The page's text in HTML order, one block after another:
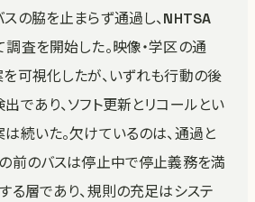
の脇を止まらず通過し、NHTSA
査を開始した。映像・学区の通
可視化したが、いずれも行動の後
であり、ソフト更新とリコールとい
続いた。欠けているのは、通過と
前のバスは停止中で停止義務を満
る層であり、規則の充足はシステ